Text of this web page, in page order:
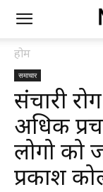
होम
समाचार
संचारी
अधिक
लोगो को
प्रकाश